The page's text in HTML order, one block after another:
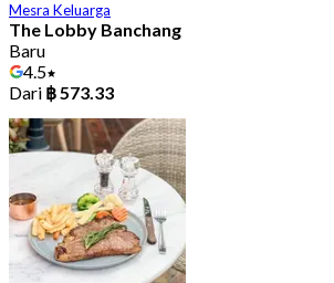
Mesra Keluarga
The Lobby Banchang
Baru
4.5
Dari ฿ 573.33